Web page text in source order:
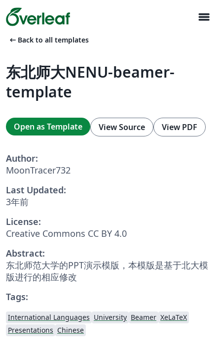
menu
arrow_left_alt Back to all templates
东北师大NENU-beamer-
template
Open as Template View Source View PDF
Author:
MoonTracer732
Last Updated:
3年前
License:
Creative Commons CC BY 4.0
Abstract:
东北师范大学的PPT演示模版，本模版是基于北大模
版进行的相应修改
Tags:
International Languages University Beamer XeLaTeX
Presentations Chinese